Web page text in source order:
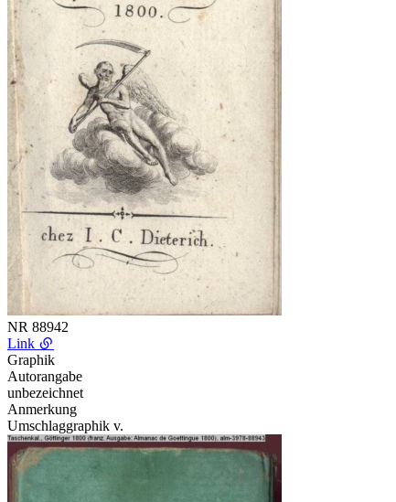
NR 88942
Link
Graphik
Autorangabe
unbezeichnet
Anmerkung
Umschlaggraphik v.